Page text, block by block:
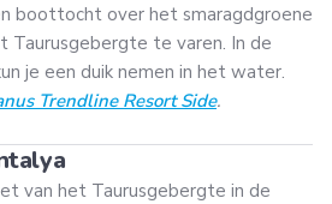
boottocht over het smaragdgroene
Taurusgebergte te varen. In de
je een duik nemen in het water.
Trendline Resort Side.
van het Taurusgebergte in de